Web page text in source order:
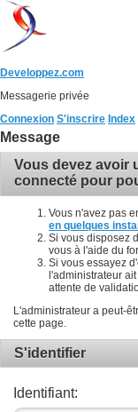
Developpez.com
Messagerie privée
Connexion S'inscrire Index
Message
Vous devez avoir
connecté pour
Vous n'avez pas
en quelques
Si vous disposez
vous à l'aide du
Si vous essayez
l'administrateur
attente de
L'administrateur a peut-
cette page.
S'identifier
Identifiant: